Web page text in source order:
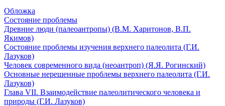
Обложка
Состояние проблемы
Древние люди (палеоантропы) (В.М. Харитонов, В.П.
Якимов)
Состояние проблемы изучения верхнего палеолита (Г.И.
Лазуков)
Человек современного вида (неоантроп) (Я.Я. Рогинский)
Основные нерешенные проблемы верхнего палеолита (Г.И.
Лазуков)
Глава VII. Взаимодействие палеолитического человека и
природы (Г.И. Лазуков)